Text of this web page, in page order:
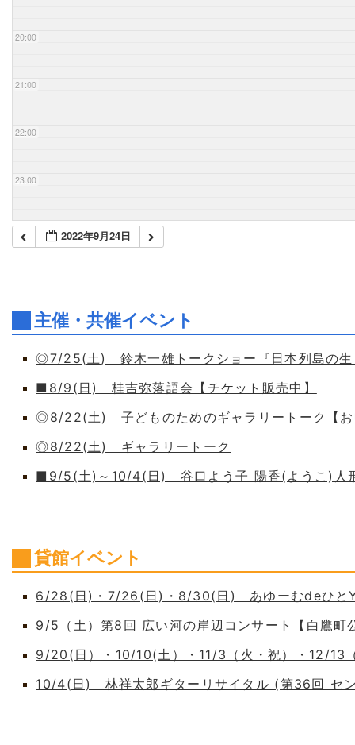
20:00
21:00
22:00
23:00
2022年9月24日
主催・共催イベント
◎7/25(土) 鈴木一雄トークショー『日本列島の生
■8/9(日) 桂吉弥落語会【チケット販売中】
◎8/22(土) 子どものためのギャラリートーク【お
◎8/22(土) ギャラリートーク
■9/5(土)～10/4(日) 谷口よう子 陽香(ようこ)人
貸館イベント
6/28(日)・7/26(日)・8/30(日) あゆーむdeひと
9/5（土）第8回 広い河の岸辺コンサート【白鷹町
9/20(日）・10/10(土）・11/3（火・祝）・12/
10/4(日) 林祥太郎ギターリサイタル (第36回 セ